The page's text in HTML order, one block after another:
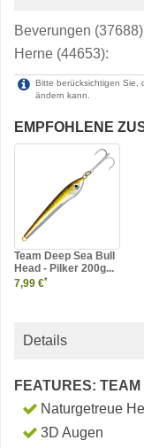
Beverungen
Herne (44653):
Bitte berücksichtigen Sie,
ändern kann.
EMPFOHLENE
Team Deep Sea Bull
Head - Pilker 200g...
7,99 €*
Details
FEATURES:
Naturgetreue
3D Augen